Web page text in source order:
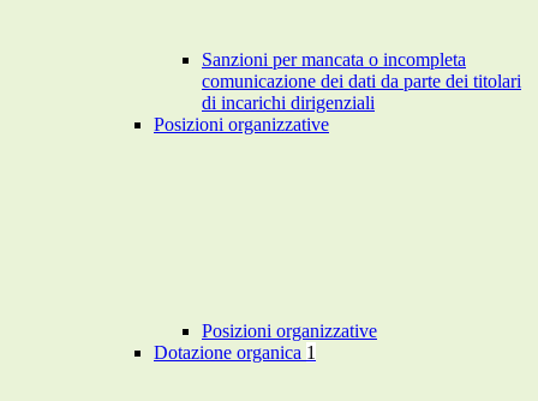
Sanzioni per mancata o incompleta
comunicazione dei dati da parte dei titolari
di incarichi dirigenziali
Posizioni organizzative
Posizioni organizzative
Dotazione organica 1